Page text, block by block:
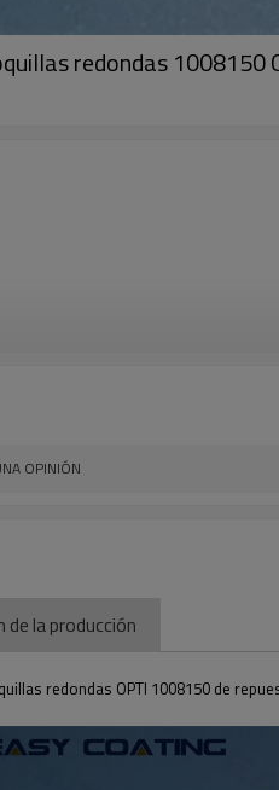
redondas
OPINIÓN
de la producción
redondas OPTI 1008150 de